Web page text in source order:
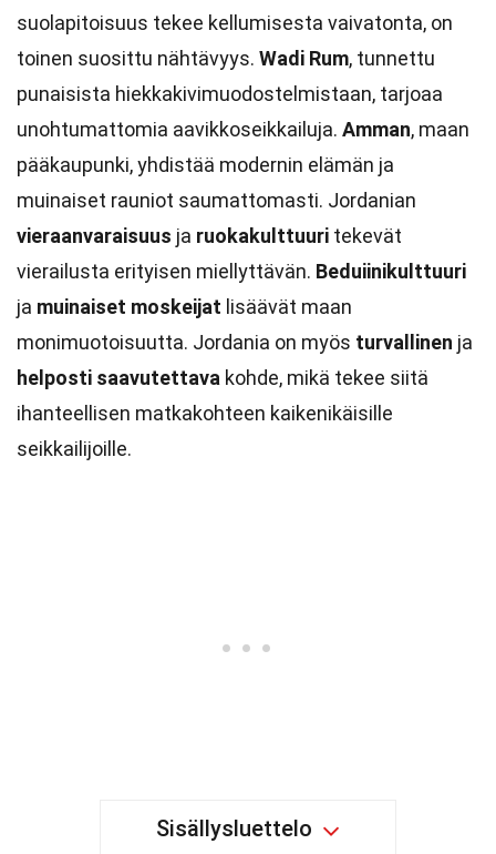
suolapitoisuus tekee kellumisesta vaivatonta, on
toinen suosittu nähtävyys. Wadi Rum, tunnettu
punaisista hiekkakivimuodostelmistaan, tarjoaa
unohtumattomia aavikkoseikkailuja. Amman, maan
pääkaupunki, yhdistää modernin elämän ja
muinaiset rauniot saumattomasti. Jordanian
vieraanvaraisuus ja ruokakulttuuri tekevät
vierailusta erityisen miellyttävän. Beduiinikulttuuri
ja muinaiset moskeijat lisäävät maan
monimuotoisuutta. Jordania on myös turvallinen ja
helposti saavutettava kohde, mikä tekee siitä
ihanteellisen matkakohteen kaikenikäisille
seikkailijoille.
Sisällysluettelo